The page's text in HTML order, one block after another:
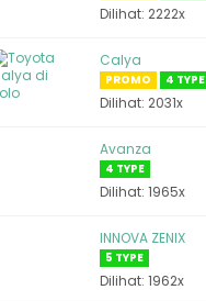
Dilihat: 2222x
Calya
PROMO 4 TYPE
Dilihat: 2031x
Avanza
4 TYPE
Dilihat: 1965x
INNOVA ZENIX
5 TYPE
Dilihat: 1962x